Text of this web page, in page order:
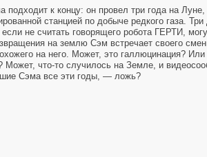
подходит к концу: он провел три года на
станцией по добыче редкого газа.
если не считать говорящего робота ГЕРТИ,
на землю Сэм встречает своего
на него. Может, это галлюцинация? Или
Может, что-то случилось на Земле, и
Сэма все эти годы, — ложь?